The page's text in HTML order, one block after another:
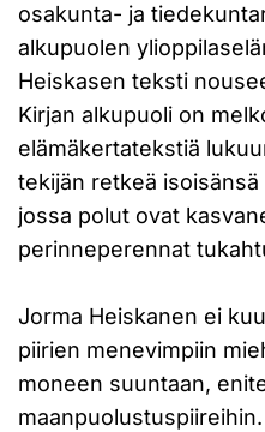
osakunta- ja
alkupuolen
Heiskasen teksti
Kirjan alkupuoli on
elämäkertatekstiä
tekijän retkeä
jossa polut ovat
perinneperennat
Jorma Heiskanen ei
piirien menevimpiin
moneen suuntaan,